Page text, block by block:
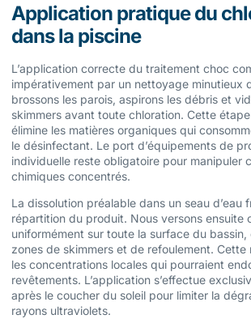
Application pratique du
dans la piscine
L’application correcte du traitement choc
impérativement par un nettoyage minutieux
brossons les parois, aspirons les débris et
skimmers avant toute chloration. Cette
élimine les matières organiques qui
le désinfectant. Le port d’équipements de
individuelle reste obligatoire pour manipuler
chimiques concentrés.
La dissolution préalable dans un seau d’eau
répartition du produit. Nous versons ensuite
uniformément sur toute la surface du bassin,
zones de skimmers et de refoulement.
les concentrations locales qui pourraient
revêtements. L’application s’effectue
après le coucher du soleil pour limiter la
rayons ultraviolets.